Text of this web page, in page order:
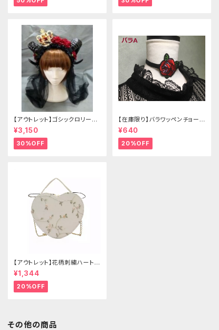
【アウトレット】ゴシックロリータ
ゴールドクラウン＆ホーン(ヴェ
ール付き)
¥3,150
30%OFF
【在庫限り】バラワッペンチョーカ
ー
¥640
20%OFF
【アウトレット】花柄刺繍ハートバ
ッグ
¥1,344
20%OFF
その他の商品